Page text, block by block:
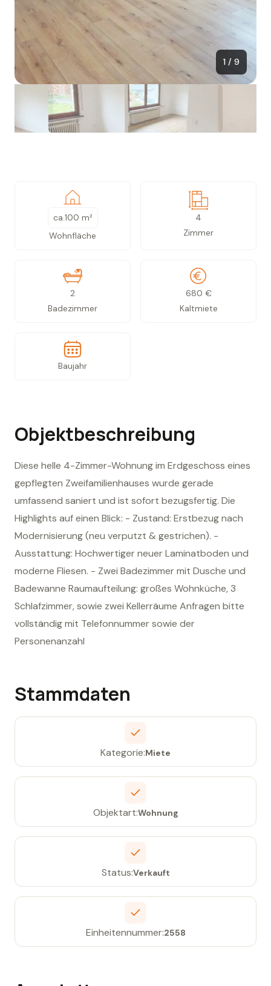
1 / 9
ca.100 m²
Wohnfläche
4
Zimmer
2
Badezimmer
680 €
Kaltmiete
Baujahr
Objektbeschreibung
Diese helle 4-Zimmer-Wohnung im Erdgeschoss eines
gepflegten Zweifamilienhauses wurde gerade
umfassend saniert und ist sofort bezugsfertig. Die
Highlights auf einen Blick: - Zustand: Erstbezug nach
Modernisierung (neu verputzt & gestrichen). -
Ausstattung: Hochwertiger neuer Laminatboden und
moderne Fliesen. - Zwei Badezimmer mit Dusche und
Badewanne Raumaufteilung: großes Wohnküche, 3
Schlafzimmer, sowie zwei Kellerräume Anfragen bitte
vollständig mit Telefonnummer sowie der
Personenanzahl
Stammdaten
Kategorie:Miete
Objektart:Wohnung
Status:Verkauft
Einheitennummer:2558